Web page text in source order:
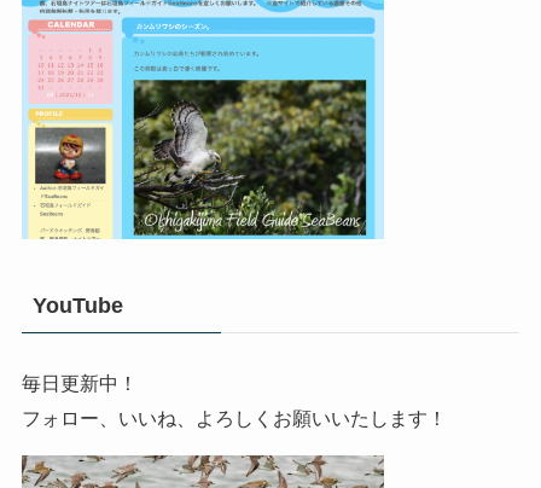
YouTube
毎日更新中！
フォロー、いいね、よろしくお願いいたします！